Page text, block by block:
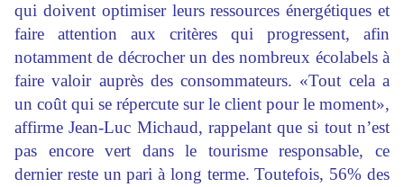
qui doivent optimiser leurs ressources énergétiques et
faire attention aux critères qui progressent, afin
notamment de décrocher un des nombreux écolabels à
faire valoir auprès des consommateurs. «Tout cela a
un coût qui se répercute sur le client pour le moment»,
affirme Jean-Luc Michaud, rappelant que si tout n’est
pas encore vert dans le tourisme responsable, ce
dernier reste un pari à long terme. Toutefois, 56% des